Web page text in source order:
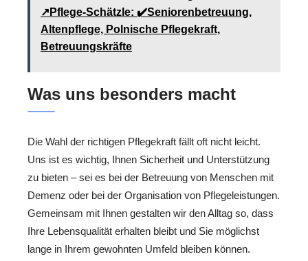
↗️Pflege-Schätzle: ✔️Seniorenbetreuung,
Altenpflege, Polnische Pflegekraft,
Betreuungskräfte
Was uns besonders macht
Die Wahl der richtigen Pflegekraft fällt oft nicht leicht.
Uns ist es wichtig, Ihnen Sicherheit und Unterstützung
zu bieten – sei es bei der Betreuung von Menschen mit
Demenz oder bei der Organisation von Pflegeleistungen.
Gemeinsam mit Ihnen gestalten wir den Alltag so, dass
Ihre Lebensqualität erhalten bleibt und Sie möglichst
lange in Ihrem gewohnten Umfeld bleiben können.